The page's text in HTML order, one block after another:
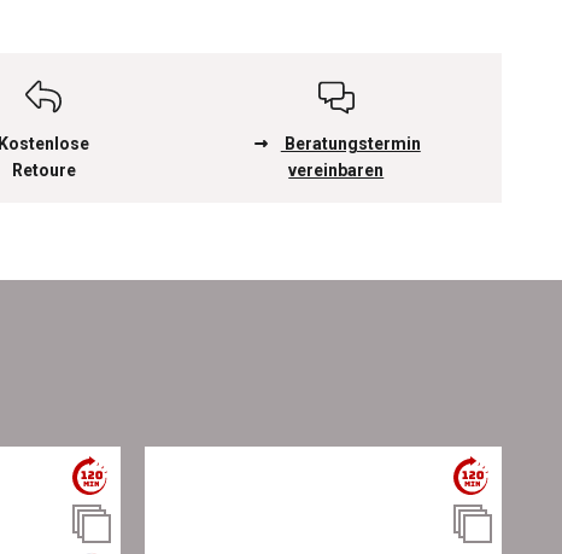
Kostenlose
Retoure
Beratungstermin
vereinbaren